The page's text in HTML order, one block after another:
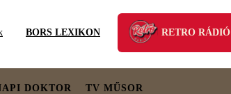
BORS LEXIKON RETRO RÁDIÓ
DOKTOR TV MŰSOR